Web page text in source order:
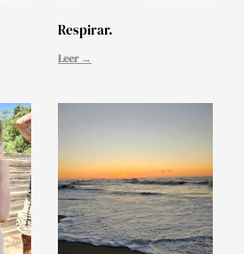
Respirar.
Leer →